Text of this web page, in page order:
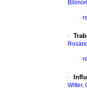
·
·
·
·
Witter,